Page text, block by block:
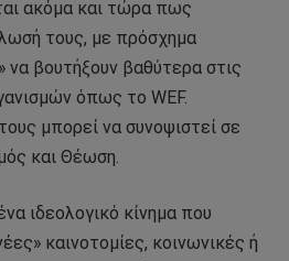
ακόμα και τώρα πως
τους, με πρόσχημα
να βουτήξουν βαθύτερα στις
όπως το WEF.
μπορεί να συνοψιστεί σε
και Θέωση.
ιδεολογικό κίνημα που
καινοτομίες, κοινωνικές ή